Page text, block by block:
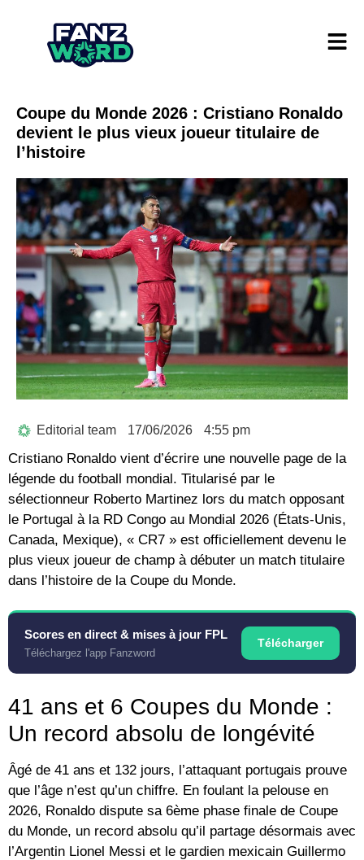
Coupe du Monde 2026 : Cristiano Ronaldo
devient le plus vieux joueur titulaire de
l’histoire
Editorial team 17/06/2026 4:55 pm
Cristiano Ronaldo vient d’écrire une nouvelle page de la
légende du football mondial. Titularisé par le
sélectionneur Roberto Martinez lors du match opposant
le Portugal à la RD Congo au Mondial 2026 (États-Unis,
Canada, Mexique), « CR7 » est officiellement devenu le
plus vieux joueur de champ à débuter un match titulaire
dans l’histoire de la Coupe du Monde.
Scores en direct & mises à jour FPL
Téléchargez l'app Fanzword
Télécharger
41 ans et 6 Coupes du Monde :
Un record absolu de longévité
Âgé de 41 ans et 132 jours, l’attaquant portugais prouve
que l’âge n’est qu’un chiffre. En foulant la pelouse en
2026, Ronaldo dispute sa 6ème phase finale de Coupe
du Monde, un record absolu qu’il partage désormais avec
l’Argentin Lionel Messi et le gardien mexicain Guillermo